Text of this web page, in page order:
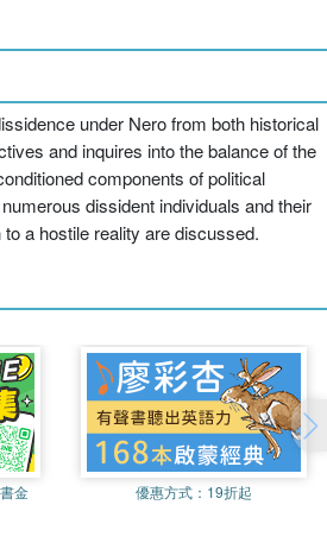
under Nero from both historical
and inquires into the balance of the
components of political
dissident individuals and their
a hostile reality are discussed.
金 優惠方式： 19折起